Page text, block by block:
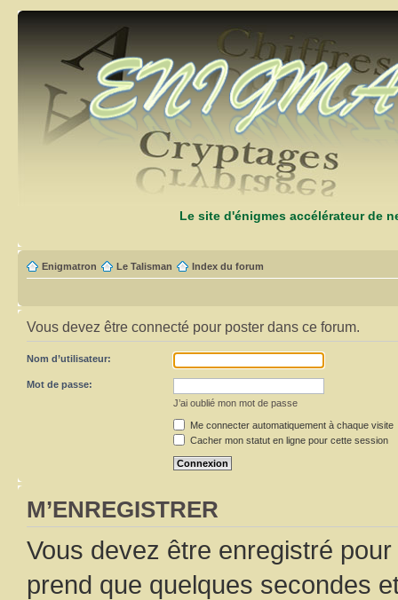
Le site d'énigmes accélérateur de
Enigmatron Le Talisman Index du forum
Vous devez être connecté pour poster dans ce forum.
Nom d’utilisateur:
Mot de passe:
J’ai oublié mon mot de passe
Me connecter automatiquement à chaque visite
Cacher mon statut en ligne pour cette session
M’ENREGISTRER
Vous devez être enregistré
prend que quelques secondes